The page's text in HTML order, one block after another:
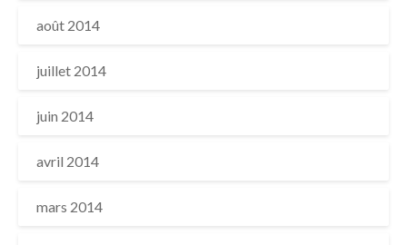
août 2014
juillet 2014
juin 2014
avril 2014
mars 2014